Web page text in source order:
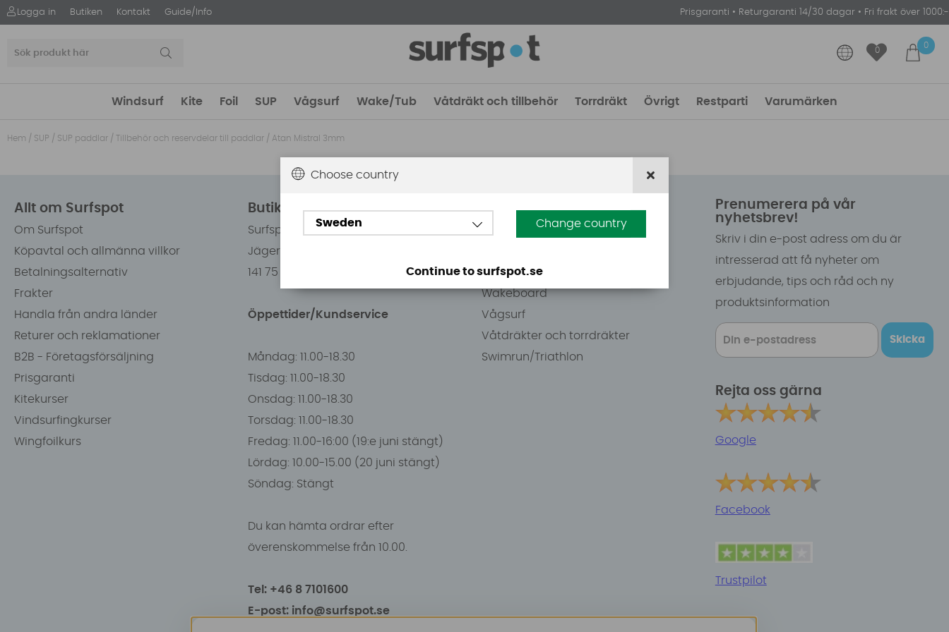
Logga in Butiken Kontakt Guide/Info Prisgaranti • Returgaranti 14/30 dagar • Fri frakt över 1000:-
0
0
Windsurf Kite Foil SUP Vågsurf Wake/Tub Våtdräkt och tillbehör Torrdräkt Övrigt Restparti Varumärken
Hem / SUP / SUP paddlar / Tillbehör och reservdelar till paddlar / Atan Mistral 3mm
Allt om Surfspot
Om Surfspot
Köpavtal och allmänna villkor
Betalningsalternativ
Frakter
Handla från andra länder
Returer och reklamationer
B2B - Företagsförsäljning
Prisgaranti
Kitekurser
Vindsurfingkurser
Wingfoilkurs
Butiken i Stockholm
Surfspot Sweden AB
Jägerhorns väg 8
141 75 Kungens Kurva
Öppettider/Kundservice
Måndag: 11.00-18.30
Tisdag: 11.00-18.30
Onsdag: 11.00-18.30
Torsdag: 11.00-18.30
Fredag: 11.00-16:00 (19:e juni stängt)
Lördag: 10.00-15.00 (20 juni stängt)
Söndag: Stängt
Du kan hämta ordrar efter
överenskommelse från 10.00.
Tel: +46 8 7101600
E-post: info@surfspot.se
Guider
Vindsurfing
SUP
Wakeboard
Vågsurf
Våtdräkter och torrdräkter
Swimrun/Triathlon
Prenumerera på vår
nyhetsbrev!
Skriv i din e-post adress om du är
intresserad att få nyheter om
erbjudande, tips och råd och ny
produktsinformation
Skicka
Rejta oss gärna
Google
Facebook
Trustpilot
Choose country
Sweden Change country
Continue to surfspot.se